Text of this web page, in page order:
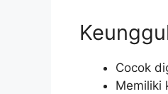
Cocok
Memiliki